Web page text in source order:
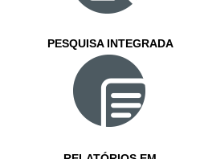
PESQUISA INTEGRADA